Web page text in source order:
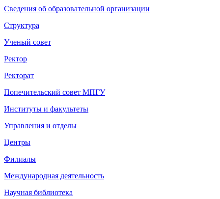
Сведения об образовательной организации
Структура
Ученый совет
Ректор
Ректорат
Попечительский совет МПГУ
Институты и факультеты
Управления и отделы
Центры
Филиалы
Международная деятельность
Научная библиотека